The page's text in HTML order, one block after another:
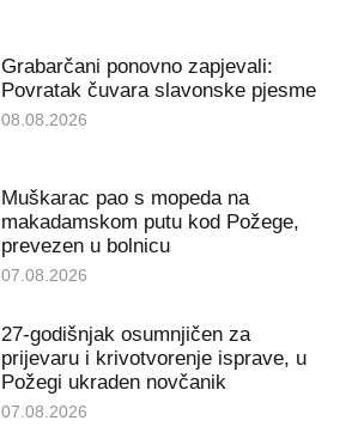
Grabarčani ponovno zapjevali:
Povratak čuvara slavonske pjesme
08.08.2026
Muškarac pao s mopeda na
makadamskom putu kod Požege,
prevezen u bolnicu
07.08.2026
27-godišnjak osumnjičen za
prijevaru i krivotvorenje isprave, u
Požegi ukraden novčanik
07.08.2026